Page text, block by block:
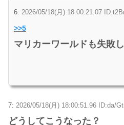
6: 2026/05/18(月) 18:00:21.07
>>5
マリカーワールドも失敗
7: 2026/05/18(月) 18:00:51.96 ID:da/
どうしてこうなった？